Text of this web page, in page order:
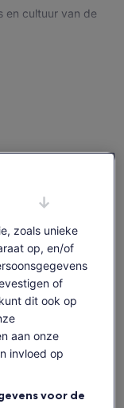
en cultuur van de
wo 12 aug.
weergeven
geproduceerd
Opent
tab
zoals unieke
op, en/of
of
dit ook op
aan onze
invloed op
voor de